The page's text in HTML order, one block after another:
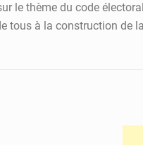
le thème du code
tous à la construction de